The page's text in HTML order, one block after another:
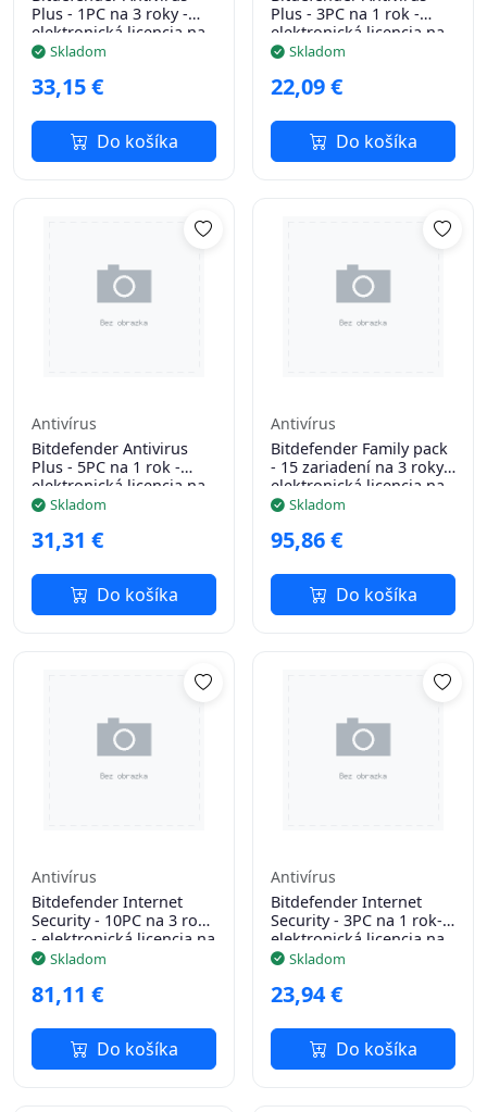
Plus - 1PC na 3 roky -
elektronická licencia na
e-mail
Skladom
33,15 €
Do košíka
Plus - 3PC na 1 rok -
elektronická licencia na
e-mail
Skladom
22,09 €
Do košíka
Antivírus
Bitdefender Antivirus
Plus - 5PC na 1 rok -
elektronická licencia na
e-mail
Skladom
31,31 €
Do košíka
Antivírus
Bitdefender Family pack
- 15 zariadení na 3 roky -
elektronická licencia na
e-mail
Skladom
95,86 €
Do košíka
Antivírus
Bitdefender Internet
Security - 10PC na 3 roky
- elektronická licencia na
e-mail
Skladom
81,11 €
Do košíka
Antivírus
Bitdefender Internet
Security - 3PC na 1 rok-
elektronická licencia na
e-mail
Skladom
23,94 €
Do košíka